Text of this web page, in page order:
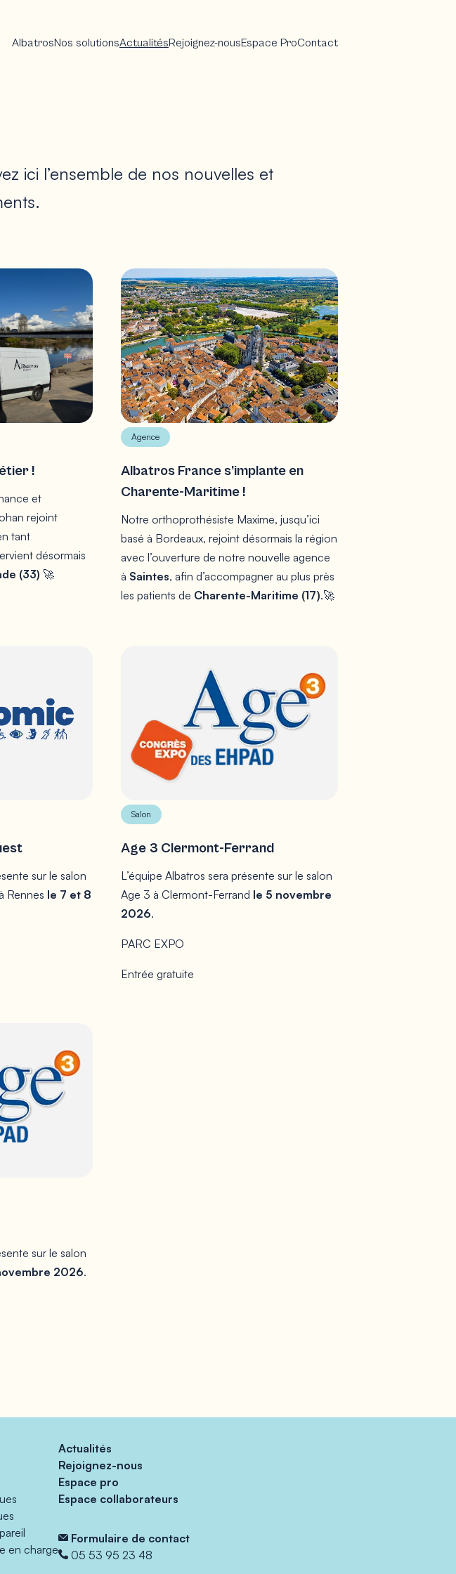
AlbatrosNos solutionsActualitésRejoignez-nousEspace ProContact
ici l’ensemble de nos nouvelles et
!
et
rejoint
tant
désormais
(33) 🚀
Agence
Albatros France s’implante en
Charente-Maritime !
Notre orthoprothésiste Maxime, jusqu’ici
basé à Bordeaux, rejoint désormais la région
avec l’ouverture de notre nouvelle agence
à Saintes, afin d’accompagner au plus près
les patients de Charente-Maritime (17).🚀
sur le salon
Rennes le 7 et 8
Salon
Age 3 Clermont-Ferrand
L’équipe Albatros sera présente sur le salon
Age 3 à Clermont-Ferrand le 5 novembre
2026.
PARC EXPO
Entrée gratuite
sur le salon
2026.
en charge
Actualités
Rejoignez-nous
Espace pro
Espace collaborateurs
Formulaire de contact
05 53 95 23 48